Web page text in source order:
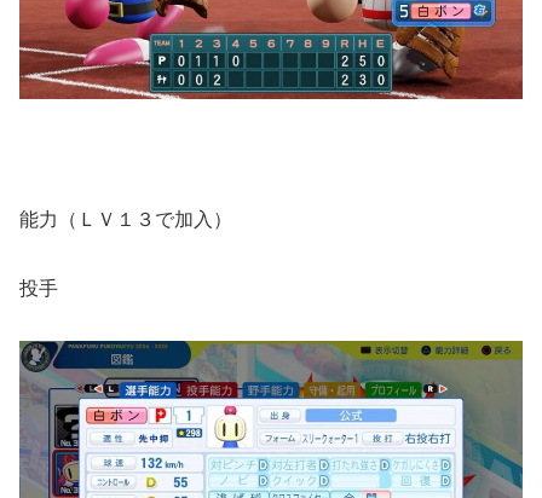
能力（ＬＶ１３で加入）
投手